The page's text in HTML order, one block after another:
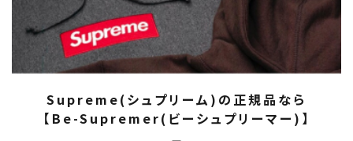
Supreme(シュプリーム)の正規品なら
【Be-Supremer(ビーシュプリーマー)】